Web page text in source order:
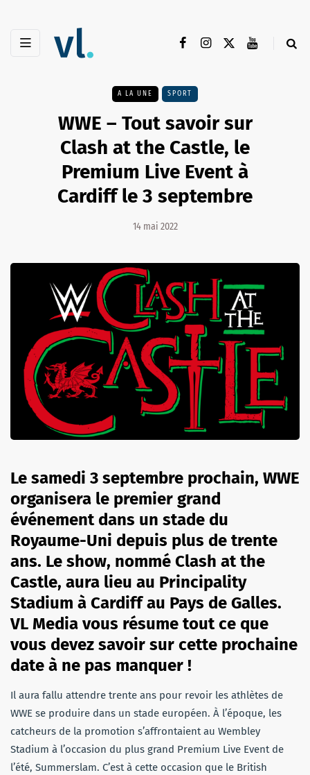
A LA UNE SPORT
WWE – Tout savoir sur
Clash at the Castle, le
Premium Live Event à
Cardiff le 3 septembre
14 mai 2022
Le samedi 3 septembre prochain, WWE
organisera le premier grand
événement dans un stade du
Royaume-Uni depuis plus de trente
ans. Le show, nommé Clash at the
Castle, aura lieu au Principality
Stadium à Cardiff au Pays de Galles.
VL Media vous résume tout ce que
vous devez savoir sur cette prochaine
date à ne pas manquer !
Il aura fallu attendre trente ans pour revoir les athlètes de
WWE se produire dans un stade européen. À l’époque, les
catcheurs de la promotion s’affrontaient au Wembley
Stadium à l’occasion du plus grand Premium Live Event de
l’été, Summerslam. C’est à cette occasion que le British